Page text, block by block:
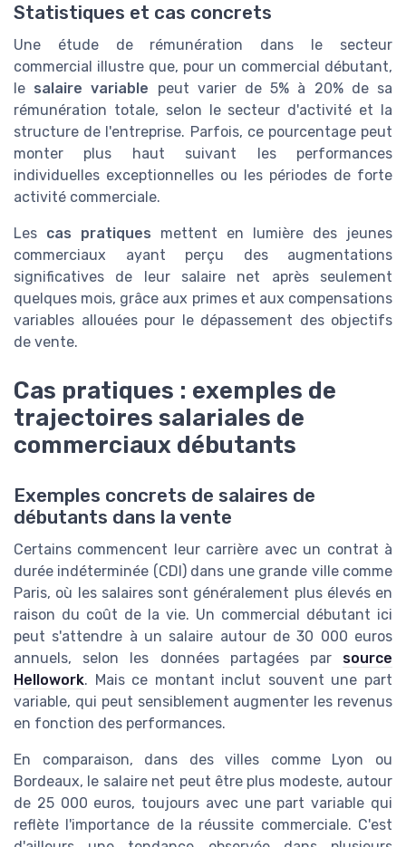
Statistiques et cas concrets
Une étude de rémunération dans le secteur
commercial illustre que, pour un commercial débutant,
le salaire variable peut varier de 5% à 20% de sa
rémunération totale, selon le secteur d'activité et la
structure de l'entreprise. Parfois, ce pourcentage peut
monter plus haut suivant les performances
individuelles exceptionnelles ou les périodes de forte
activité commerciale.
Les cas pratiques mettent en lumière des jeunes
commerciaux ayant perçu des augmentations
significatives de leur salaire net après seulement
quelques mois, grâce aux primes et aux compensations
variables allouées pour le dépassement des objectifs
de vente.
Cas pratiques : exemples de
trajectoires salariales de
commerciaux débutants
Exemples concrets de salaires de
débutants dans la vente
Certains commencent leur carrière avec un contrat à
durée indéterminée (CDI) dans une grande ville comme
Paris, où les salaires sont généralement plus élevés en
raison du coût de la vie. Un commercial débutant ici
peut s'attendre à un salaire autour de 30 000 euros
annuels, selon les données partagées par source
Hellowork. Mais ce montant inclut souvent une part
variable, qui peut sensiblement augmenter les revenus
en fonction des performances.
En comparaison, dans des villes comme Lyon ou
Bordeaux, le salaire net peut être plus modeste, autour
de 25 000 euros, toujours avec une part variable qui
reflète l'importance de la réussite commerciale. C'est